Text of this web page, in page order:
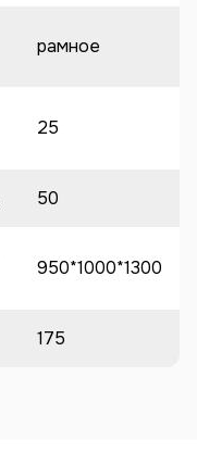
рамное
25
50
950*1000*1300
175